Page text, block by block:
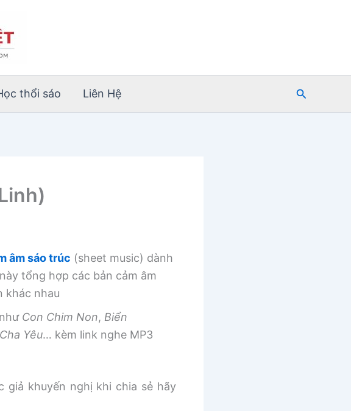
thổi sáo Liên Hệ
Tìm
âm sáo trúc (sheet music) dành
tổng hợp các bản cảm âm
khác nhau
Con Chim Non, Biển
Cha Yêu… kèm link nghe MP3
giả khuyến nghị khi chia sẻ hãy